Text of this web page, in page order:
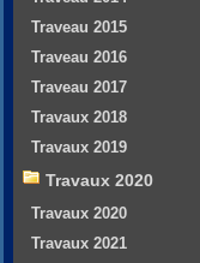
Traveau 2015
Traveau 2016
Traveau 2017
Travaux 2018
Travaux 2019
Travaux 2020
Travaux 2020
Travaux 2021